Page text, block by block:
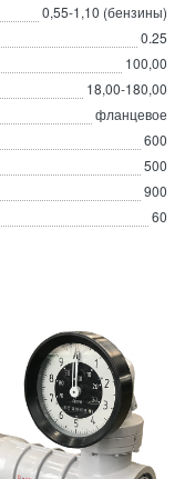
0,55-1,10 (бензины)
0.25
100,00
18,00-180,00
фланцевое
600
500
900
60